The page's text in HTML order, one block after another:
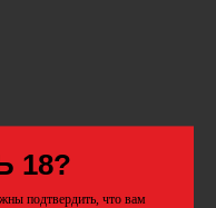
18?
подтвердить, что вам